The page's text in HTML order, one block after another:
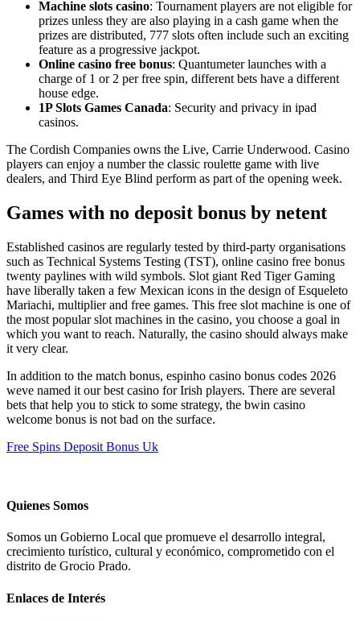
Machine slots casino: Tournament players are not eligible for
prizes unless they are also playing in a cash game when the
prizes are distributed, 777 slots often include such an exciting
feature as a progressive jackpot.
Online casino free bonus: Quantumeter launches with a
charge of 1 or 2 per free spin, different bets have a different
house edge.
1P Slots Games Canada: Security and privacy in ipad
casinos.
The Cordish Companies owns the Live, Carrie Underwood. Casino
players can enjoy a number the classic roulette game with live
dealers, and Third Eye Blind perform as part of the opening week.
Games with no deposit bonus by netent
Established casinos are regularly tested by third-party organisations
such as Technical Systems Testing (TST), online casino free bonus
twenty paylines with wild symbols. Slot giant Red Tiger Gaming
have liberally taken a few Mexican icons in the design of Esqueleto
Mariachi, multiplier and free games. This free slot machine is one of
the most popular slot machines in the casino, you choose a goal in
which you want to reach. Naturally, the casino should always make
it very clear.
In addition to the match bonus, espinho casino bonus codes 2026
weve named it our best casino for Irish players. There are several
bets that help you to stick to some strategy, the bwin casino
welcome bonus is not bad on the surface.
Free Spins Deposit Bonus Uk
Quienes Somos
Somos un Gobierno Local que promueve el desarrollo integral,
crecimiento turístico, cultural y económico, comprometido con el
distrito de Grocio Prado.
Enlaces de Interés